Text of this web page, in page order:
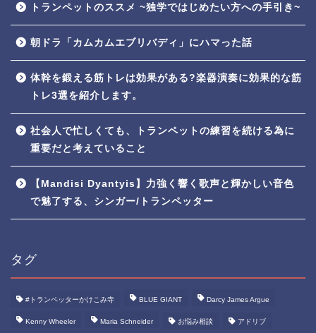
トランペットのススメ ~独学ではじめたい方への手引き~
朝ドラ「カムカムエブリバディ」にハマった話
体幹を鍛える筋トレは効果がある?楽器演奏に効果的な筋
トレ3選を紹介します。
社会人で忙しくても、トランペットの練習を続ける為に
重要だと考えていること
【Mandisi Dyantyis】力強く響く歌声と輝かしい音色
で魅了する、シンガー/トランペッター
タグ
#トランペッターかけこみ寺 BLUE GIANT Darcy James Argue
Kenny Wheeler Maria Schneider お悩み相談 アドリブ